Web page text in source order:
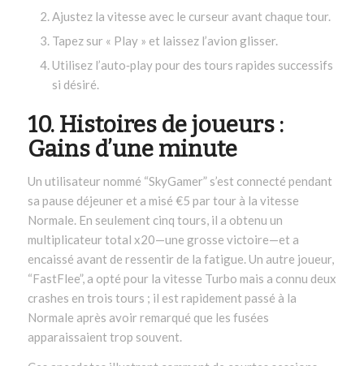
Ajustez la vitesse avec le curseur avant chaque tour.
Tapez sur « Play » et laissez l’avion glisser.
Utilisez l’auto‑play pour des tours rapides successifs
si désiré.
10. Histoires de joueurs :
Gains d’une minute
Un utilisateur nommé “SkyGamer” s’est connecté pendant
sa pause déjeuner et a misé €5 par tour à la vitesse
Normale. En seulement cinq tours, il a obtenu un
multiplicateur total x20—une grosse victoire—et a
encaissé avant de ressentir de la fatigue. Un autre joueur,
“FastFlee”, a opté pour la vitesse Turbo mais a connu deux
crashes en trois tours ; il est rapidement passé à la
Normale après avoir remarqué que les fusées
apparaissaient trop souvent.